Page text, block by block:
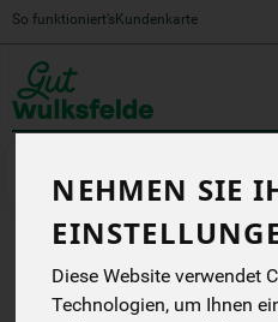
NEHMEN SIE
Diese Website verwendet
Technologien, um Ihnen
So funktioniert’s Kundenkarte